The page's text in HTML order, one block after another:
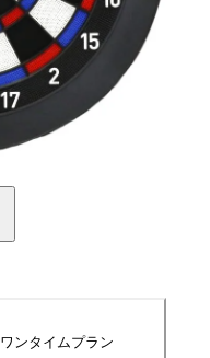
ワンタイムプラン